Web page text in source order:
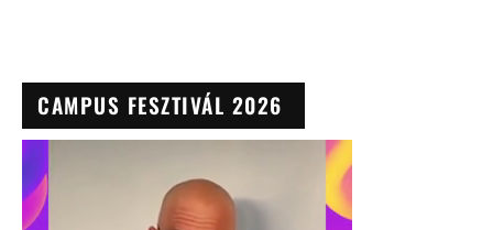
CAMPUS FESZTIVÁL 2026